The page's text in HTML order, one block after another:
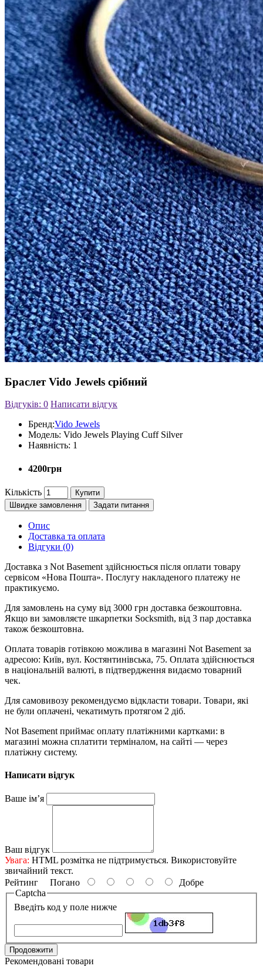
Браслет Vido Jewels срібний
Відгуків: 0 Написати відгук
Бренд:Vido Jewels
Модель: Vido Jewels Playing Cuff Silver
Наявність: 1
4200грн
Кількість
Купити
Швидке замовлення
Задати питання
Опис
Доставка та оплата
Відгуки (0)
Доставка з Not Basement здійснюється після оплати товару
сервісом «Нова Пошта». Послугу накладеного платежу не
практикуємо.
Для замовлень на суму від 3000 грн доставка безкоштовна.
Якщо ви замовляєте шкарпетки Socksmith, від 3 пар доставка
також безкоштовна.
Оплата товарів готівкою можлива в магазині Not Basement за
адресою: Київ, вул. Костянтинівська, 75. Оплата здійснюється
в національній валюті, в підтвердження видаємо товарний
чек.
Для самовивозу рекомендуємо відкласти товари. Товари, які
не були оплачені, чекатимуть протягом 2 діб.
Not Basement приймає оплату платіжними картками: в
магазині можна сплатити терміналом, на сайті — через
платіжну систему.
Написати відгук
Ваше ім’я
Ваш відгук
Увага: HTML розмітка не підтримується. Використовуйте
звичайний текст.
Рейтинг Погано
Добре
Captcha
Введіть код у поле нижче
Продовжити
Рекомендовані товари